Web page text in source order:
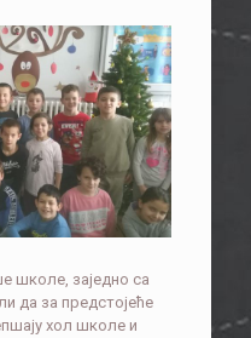
школе, заједно са
да за предстојеће
хол школе и